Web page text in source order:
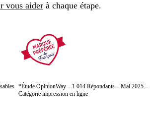
vous aider à chaque étape.
*Étude OpinionWay – 1 014 Répondants – Mai 2025 –
Catégorie impression en ligne